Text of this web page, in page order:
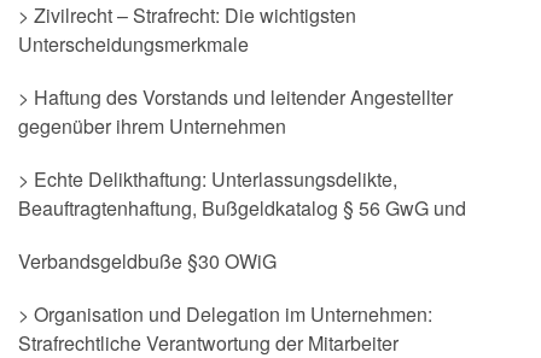
> Zivilrecht – Strafrecht: Die wichtigsten
Unterscheidungsmerkmale
> Haftung des Vorstands und leitender Angestellter
gegenüber ihrem Unternehmen
> Echte Delikthaftung: Unterlassungsdelikte,
Beauftragtenhaftung, Bußgeldkatalog § 56 GwG und
Verbandsgeldbuße §30 OWiG
> Organisation und Delegation im Unternehmen:
Strafrechtliche Verantwortung der Mitarbeiter